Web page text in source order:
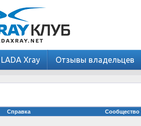
LADA Xray Отзывы владельцев
Справка Сообщество